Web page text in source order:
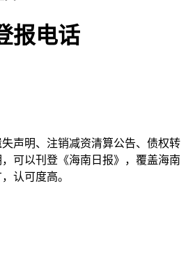
报电话
声明、注销减资清算公告、债权转
可以刊登《海南日报》，覆盖海南
认可度高。